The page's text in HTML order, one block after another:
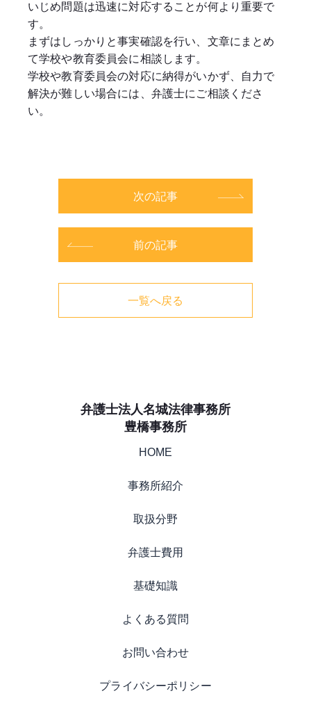
いじめ問題は迅速に対応することが何より重要で
す。
まずはしっかりと事実確認を行い、文章にまとめ
て学校や教育委員会に相談します。
学校や教育委員会の対応に納得がいかず、自力で
解決が難しい場合には、弁護士にご相談くださ
い。
前の記事
次の記事
一覧へ戻る
弁護士法人名城法律事務所
豊橋事務所
HOME
事務所紹介
取扱分野
弁護士費用
基礎知識
よくある質問
お問い合わせ
プライバシーポリシー